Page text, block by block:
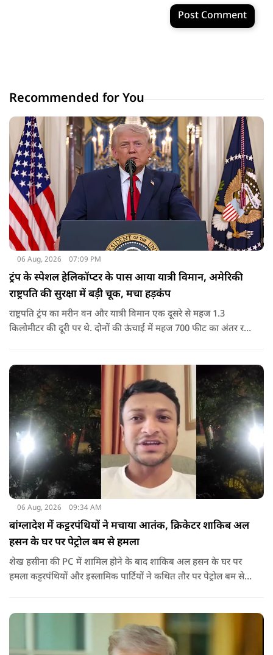
Post Comment
Recommended for You
06 Aug, 2026 07:09 PM
ट्रंप के स्पेशल हेलिकॉप्टर के पास आया यात्री विमान, अमेरिकी
राष्ट्रपति की सुरक्षा में बड़ी चूक, मचा हड़कंप
राष्ट्रपति ट्रंप का मरीन वन और यात्री विमान एक दूसरे से महज 1.3
किलोमीटर की दूरी पर थे. दोनों की ऊंचाई में महज 700 फीट का अंतर रह
06 Aug, 2026 09:34 AM
बांग्लादेश में कट्टरपंथियों ने मचाया आतंक, क्रिकेटर शाकिब अल
हसन के घर पर पेट्रोल बम से हमला
शेख हसीना की PC में शामिल होने के बाद शाकिब अल हसन के घर पर
हमला कट्टरपंथियों और इस्लामिक पार्टियों ने कथित तौर पर पेट्रोल बम से
जरिए संबोधन दिया था.